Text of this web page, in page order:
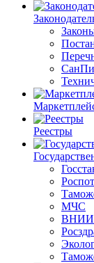
Реестры
МЧС